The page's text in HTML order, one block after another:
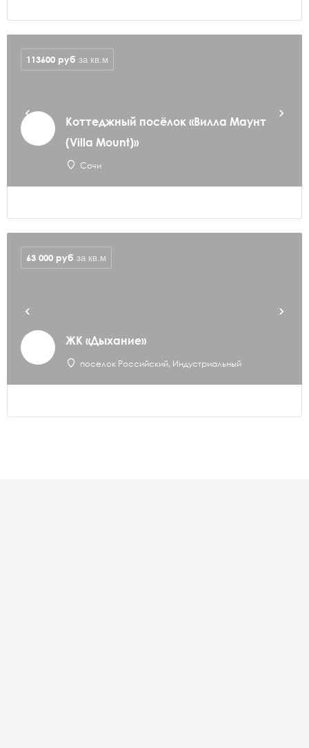
Коттеджный посёлок «Вилла Маунт
(Villa Mount)»
Сочи
113600 руб за кв.м
ЖК «Дыхание»
поселок Российский, Индустриальный
63 000 руб за кв.м